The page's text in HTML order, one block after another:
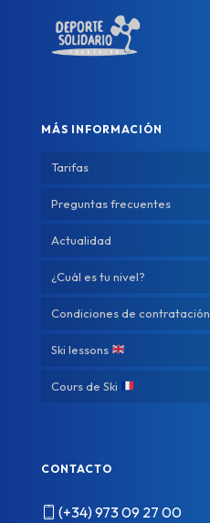
MÁS INFORMACIÓN
Tarifas
Preguntas frecuentes
Actualidad
¿Cuál es tu nivel?
Condiciones de contratación
Ski lessons
Cours de Ski
CONTACTO
(+34) 973 09 27 00